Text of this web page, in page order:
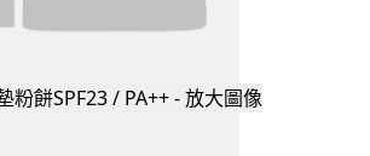
粉餅SPF23 / PA++ - 放大圖像